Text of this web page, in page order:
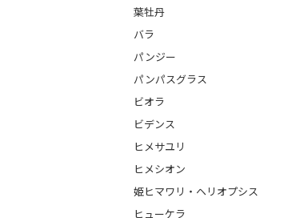
葉牡丹
バラ
パンジー
パンパスグラス
ビオラ
ビデンス
ヒメサユリ
ヒメシオン
姫ヒマワリ・ヘリオプシス
ヒューケラ